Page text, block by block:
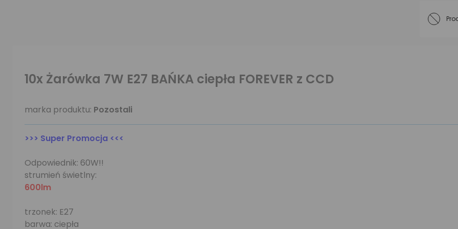
10x Żarówka 7W E27 BAŃKA ciepła FOREVER z CCD
marka produktu: Pozostali
>>> Super Promocja <<<
Odpowiednik: 60W!!
strumień świetlny:
600lm
trzonek: E27
barwa: ciepła